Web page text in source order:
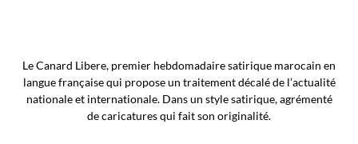
Le Canard Libere, premier hebdomadaire satirique marocain en
langue française qui propose un traitement décalé de l’actualité
nationale et internationale. Dans un style satirique, agrémenté
de caricatures qui fait son originalité.